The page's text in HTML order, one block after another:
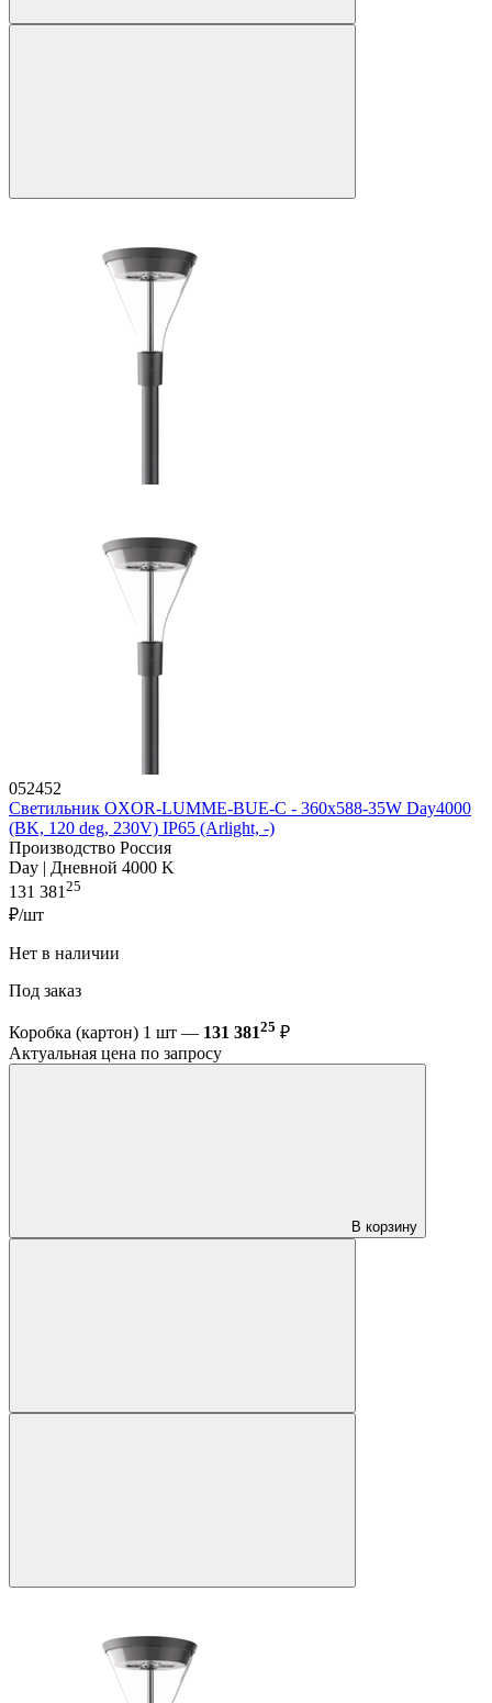
052452
Светильник OXOR-LUMME-BUE-С - 360x588-35W Day4000
(BK, 120 deg, 230V) IP65 (Arlight, -)
Производство Россия
Day | Дневной 4000 K
131 381 25
₽/шт
Нет в наличии
Под заказ
Коробка (картон) 1 шт — 131 38125 ₽
Актуальная цена по запросу
В корзину